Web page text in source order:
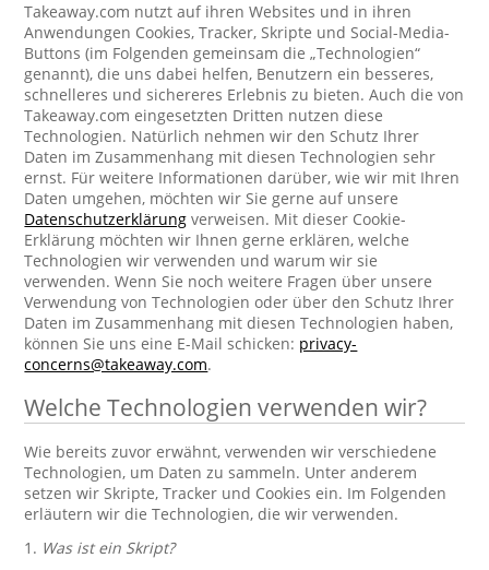
Takeaway.com nutzt auf ihren Websites und in ihren
Anwendungen Cookies, Tracker, Skripte und Social-Media-
Buttons (im Folgenden gemeinsam die „Technologien“
genannt), die uns dabei helfen, Benutzern ein besseres,
schnelleres und sichereres Erlebnis zu bieten. Auch die von
Takeaway.com eingesetzten Dritten nutzen diese
Technologien. Natürlich nehmen wir den Schutz Ihrer
Daten im Zusammenhang mit diesen Technologien sehr
ernst. Für weitere Informationen darüber, wie wir mit Ihren
Daten umgehen, möchten wir Sie gerne auf unsere
Datenschutzerklärung verweisen. Mit dieser Cookie-
Erklärung möchten wir Ihnen gerne erklären, welche
Technologien wir verwenden und warum wir sie
verwenden. Wenn Sie noch weitere Fragen über unsere
Verwendung von Technologien oder über den Schutz Ihrer
Daten im Zusammenhang mit diesen Technologien haben,
können Sie uns eine E-Mail schicken: privacy-
concerns@takeaway.com.
Welche Technologien verwenden wir?
Wie bereits zuvor erwähnt, verwenden wir verschiedene
Technologien, um Daten zu sammeln. Unter anderem
setzen wir Skripte, Tracker und Cookies ein. Im Folgenden
erläutern wir die Technologien, die wir verwenden.
1. Was ist ein Skript?